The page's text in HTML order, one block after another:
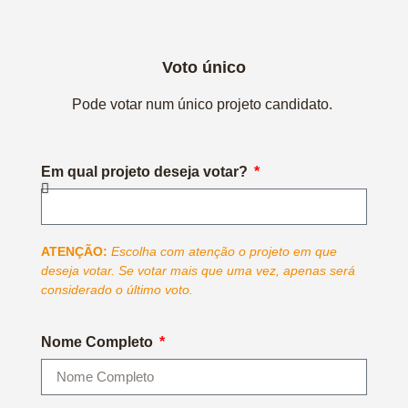
Voto único
Pode votar num único projeto candidato.
Em qual projeto deseja votar?
ATENÇÃO: Escolha com atenção o projeto em que
deseja votar. Se votar mais que uma vez, apenas será
considerado o último voto.
Nome Completo